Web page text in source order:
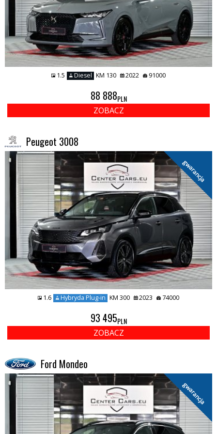
1.5 Diesel KM 130 2022 91000
88 888PLN
ZOBACZ
Peugeot 3008
gwarancja
1.6 Hybryda Plug-in KM 300 2023 74000
93 495PLN
ZOBACZ
Ford Mondeo
gwarancja